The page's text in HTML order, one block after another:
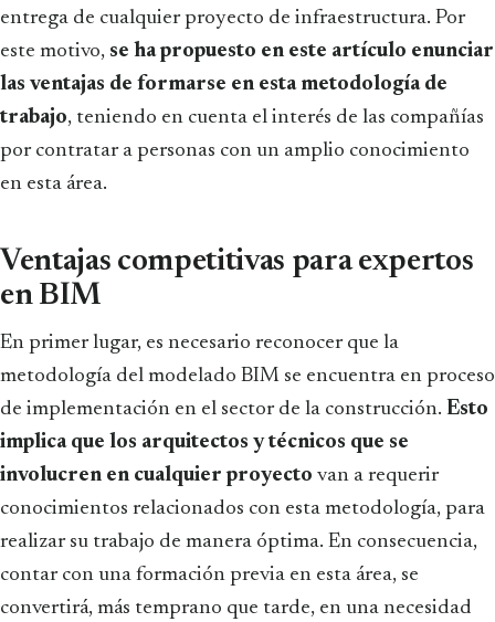
entrega de cualquier proyecto de infraestructura. Por
este motivo, se ha propuesto en este artículo enunciar
las ventajas de formarse en esta metodología de
trabajo, teniendo en cuenta el interés de las compañías
por contratar a personas con un amplio conocimiento
en esta área.
Ventajas competitivas para expertos
en BIM
En primer lugar, es necesario reconocer que la
metodología del modelado BIM se encuentra en proceso
de implementación en el sector de la construcción. Esto
implica que los arquitectos y técnicos que se
involucren en cualquier proyecto van a requerir
conocimientos relacionados con esta metodología, para
realizar su trabajo de manera óptima. En consecuencia,
contar con una formación previa en esta área, se
convertirá, más temprano que tarde, en una necesidad